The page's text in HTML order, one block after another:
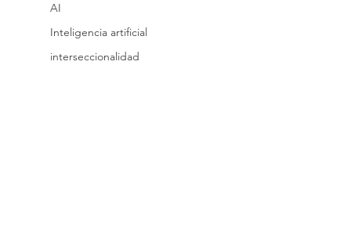
AI
Inteligencia artificial
interseccionalidad